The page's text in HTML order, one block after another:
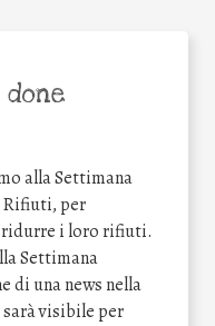
done
alla Settimana
Rifiuti, per
ridurre i loro rifiuti.
Settimana
di una news nella
visibile per